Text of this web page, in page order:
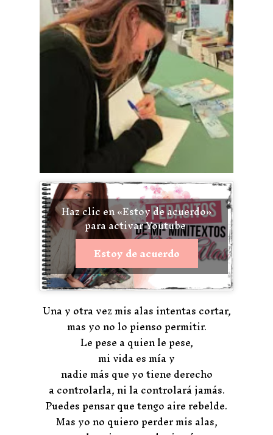
Haz clic en «Estoy de acuerdo»
para activar Youtube
Estoy de acuerdo
Una y otra vez mis alas intentas cortar,
mas yo no lo pienso permitir.
Le pese a quien le pese,
mi vida es mía y
nadie más que yo tiene derecho
a controlarla, ni la controlará jamás.
Puedes pensar que tengo aire rebelde.
Mas yo no quiero perder mis alas,